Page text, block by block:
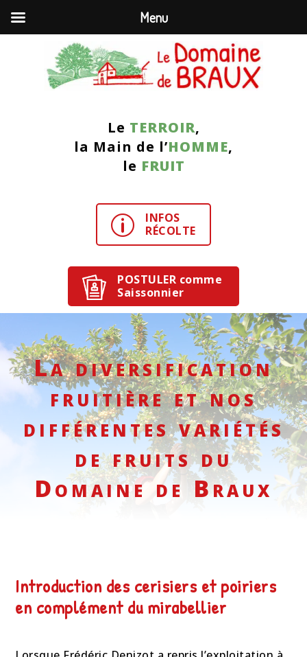
Le TERROIR,
la Main de l’HOMME,
le FRUIT
p
INFOS
RÉCOLTE
POSTULER comme
Saissonnier
La diversification
fruitière et nos
différentes variétés
de fruits du
Domaine de Braux
Introduction des cerisiers et poiriers
en complément du mirabellier
Menu